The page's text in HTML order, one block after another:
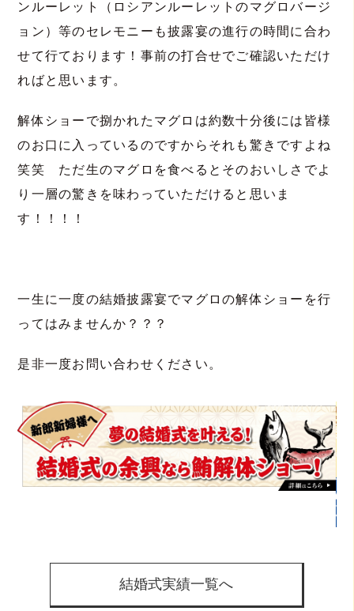
ンルーレット（ロシアンルーレットのマグロバージ
ョン）等のセレモニーも披露宴の進行の時間に合わ
せて行ております！事前の打合せでご確認いただけ
ればと思います。
解体ショーで捌かれたマグロは約数十分後には皆様
のお口に入っているのですからそれも驚きですよね
笑笑 ただ生のマグロを食べるとそのおいしさでよ
り一層の驚きを味わっていただけると思いま
す！！！！
一生に一度の結婚披露宴でマグロの解体ショーを行
ってはみませんか？？？
是非一度お問い合わせください。
結婚式実績一覧へ